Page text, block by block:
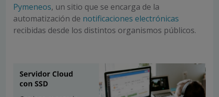
Pymeneos, un sitio que se encarga de la
automatización de notificaciones electrónicas
recibidas desde los distintos organismos públicos.